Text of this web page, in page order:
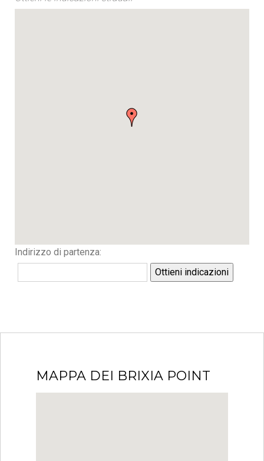
Indirizzo di partenza:
Ottieni indicazioni
MAPPA DEI BRIXIA POINT